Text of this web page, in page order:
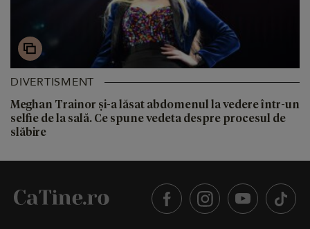
DIVERTISMENT
Meghan Trainor și-a lăsat abdomenul la vedere într-un
selfie de la sală. Ce spune vedeta despre procesul de
slăbire